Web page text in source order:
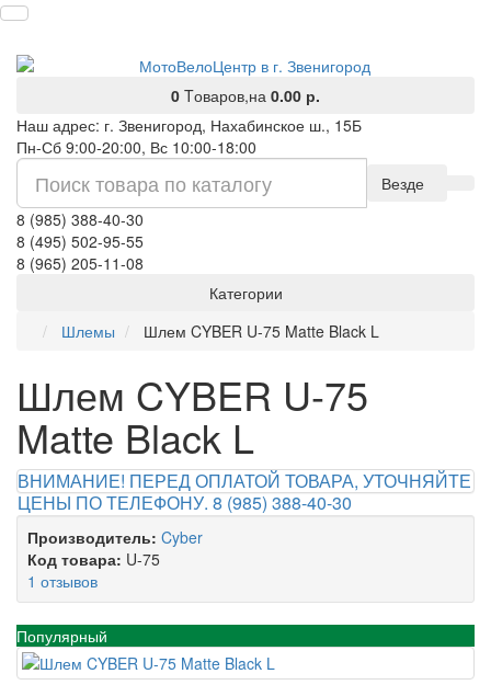
0 Tоваров,на 0.00 р.
Наш адрес: г. Звенигород, Нахабинское ш., 15Б
Пн-Сб 9:00-20:00, Вс 10:00-18:00
Везде
8 (985) 388-40-30
8 (495) 502-95-55
8 (965) 205-11-08
Категории
Шлемы
Шлем CYBER U-75 Matte Black L
Шлем CYBER U-75
Matte Black L
ВНИМАНИЕ! ПЕРЕД ОПЛАТОЙ ТОВАРА, УТОЧНЯЙТЕ
ЦЕНЫ ПО ТЕЛЕФОНУ. 8 (985) 388-40-30
Производитель: Cyber
Код товара: U-75
1 отзывов
Популярный